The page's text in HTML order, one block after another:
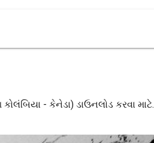
- કેનેડા) ડાઉનલોડ કરવા માટે.